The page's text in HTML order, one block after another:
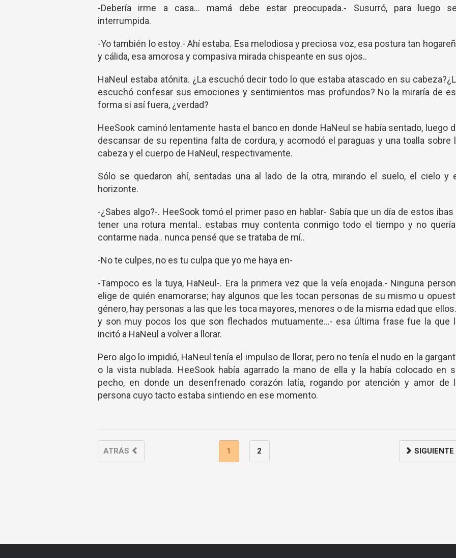
-Debería irme a casa... mamá debe estar preocupada.- Susurró, para luego
interrumpida.
-Yo también lo estoy.- Ahí estaba. Esa melodiosa y preciosa voz, esa postura tan
y cálida, esa amorosa y compasiva mirada chispeante en sus ojos..
HaNeul estaba atónita. ¿La escuchó decir todo lo que estaba atascado en su
escuchó confesar sus emociones y sentimientos mas profundos? No la miraría de
forma si así fuera, ¿verdad?
HeeSook caminó lentamente hasta el banco en donde HaNeul se había sentado, luego
descansar de su repentina falta de cordura, y acomodó el paraguas y una toalla sobre
cabeza y el cuerpo de HaNeul, respectivamente.
Sólo se quedaron ahí, sentadas una al lado de la otra, mirando el suelo, el cielo y
horizonte.
-¿Sabes algo?-. HeeSook tomó el primer paso en hablar- Sabía que un día de estos ibas
tener una rotura mental.. estabas muy contenta conmigo todo el tiempo y no
contarme nada.. nunca pensé que se trataba de mí..
-No te culpes, no es tu culpa que yo me haya en-
-Tampoco es la tuya, HaNeul-. Era la primera vez que la veía enojada.- Ninguna
elige de quién enamorarse; hay algunos que les tocan personas de su mismo u
género, hay personas a las que les toca mayores, menores o de la misma edad que
y son muy pocos los que son flechados mutuamente...- esa última frase fue la que
incitó a HaNeul a volver a llorar.
Pero algo lo impidió, HaNeul tenía el impulso de llorar, pero no tenía el nudo en la
o la vista nublada. HeeSook había agarrado la mano de ella y la había colocado en
pecho, en donde un desenfrenado corazón latía, rogando por atención y amor de
persona cuyo tacto estaba sintiendo en ese momento.
ATRÁS 1 2 SIGUIENTE